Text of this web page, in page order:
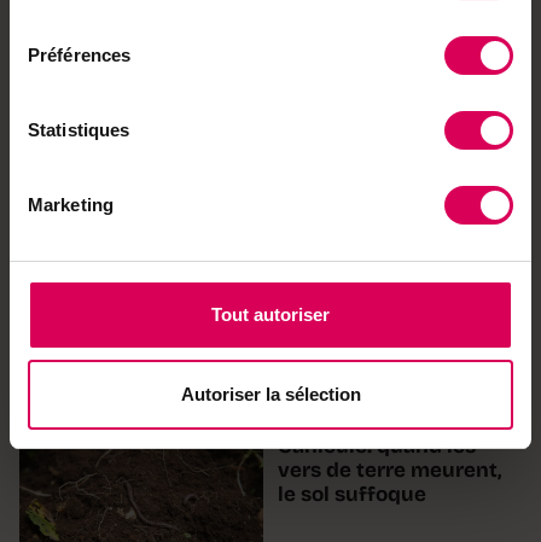
Préférences
Statistiques
Marketing
Tout autoriser
Autoriser la sélection
À lire aussi
Sur cet alpage
neuchâtelois, le
manque d'herbage
Canicule: quand les
vers de terre meurent,
le sol suffoque